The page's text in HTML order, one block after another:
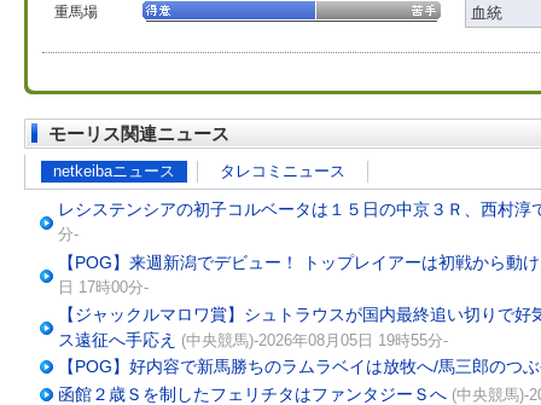
重馬場
血統
モーリス関連ニュース
netkeibaニュース タレコミニュース
レシステンシアの初子コルベータは１５日の中京３Ｒ、西村淳
分-
【POG】来週新潟でデビュー！ トップレイアーは初戦から動
日 17時00分-
【ジャックルマロワ賞】シュトラウスが国内最終追い切りで
ス遠征へ手応え (中央競馬)-2026年08月05日 19時55分-
【POG】好内容で新馬勝ちのラムラベイは放牧へ/馬三郎のつ
函館２歳Ｓを制したフェリチタはファンタジーＳへ (中央競馬)-